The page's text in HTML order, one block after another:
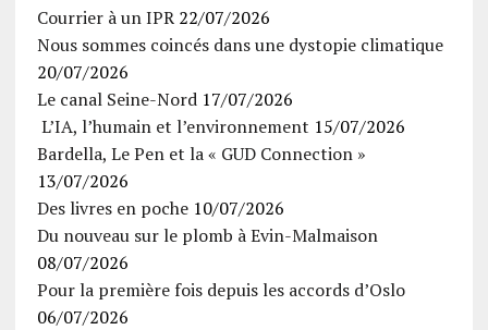
Courrier à un IPR 22/07/2026
Nous sommes coincés dans une dystopie climatique
20/07/2026
Le canal Seine-Nord 17/07/2026
L’IA, l’humain et l’environnement 15/07/2026
Bardella, Le Pen et la « GUD Connection »
13/07/2026
Des livres en poche 10/07/2026
Du nouveau sur le plomb à Evin-Malmaison
08/07/2026
Pour la première fois depuis les accords d’Oslo
06/07/2026